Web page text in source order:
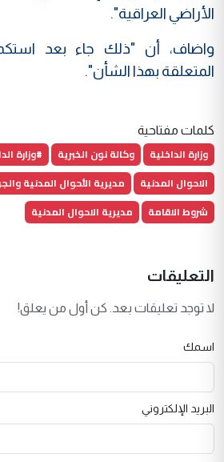
الأراضي العراقية".
واضاف، أن "ذلك جاء بعد
المتعلقة بهذا الشأن".
كلمات مفتاحية
وزارة الداخلية وكالة نون الخبرية #وزارة
الاحوال المدنية
مديرية الأحوال المدنية
شروط الاقامة
مديرية الاحوال المدنية
التعليقات
لا توجد تعليقات بعد. كن أول من يعلق!
اسمك
البريد الإلكتروني